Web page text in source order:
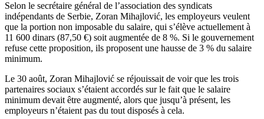
Selon le secrétaire général de l’association des syndicats
indépendants de Serbie, Zoran Mihajlović, les employeurs veulent
que la portion non imposable du salaire, qui s’élève actuellement à
11 600 dinars (87,50 €) soit augmentée de 8 %. Si le gouvernement
refuse cette proposition, ils proposent une hausse de 3 % du salaire
minimum.
Le 30 août, Zoran Mihajlović se réjouissait de voir que les trois
partenaires sociaux s’étaient accordés sur le fait que le salaire
minimum devait être augmenté, alors que jusqu’à présent, les
employeurs n’étaient pas du tout disposés à cela.